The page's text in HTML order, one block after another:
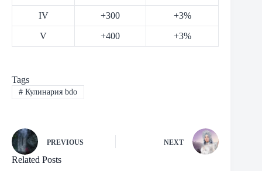
IV +300 +3%
V +400 +3%
Tags
#Кулинария bdo
PREVIOUS NEXT
Related Posts